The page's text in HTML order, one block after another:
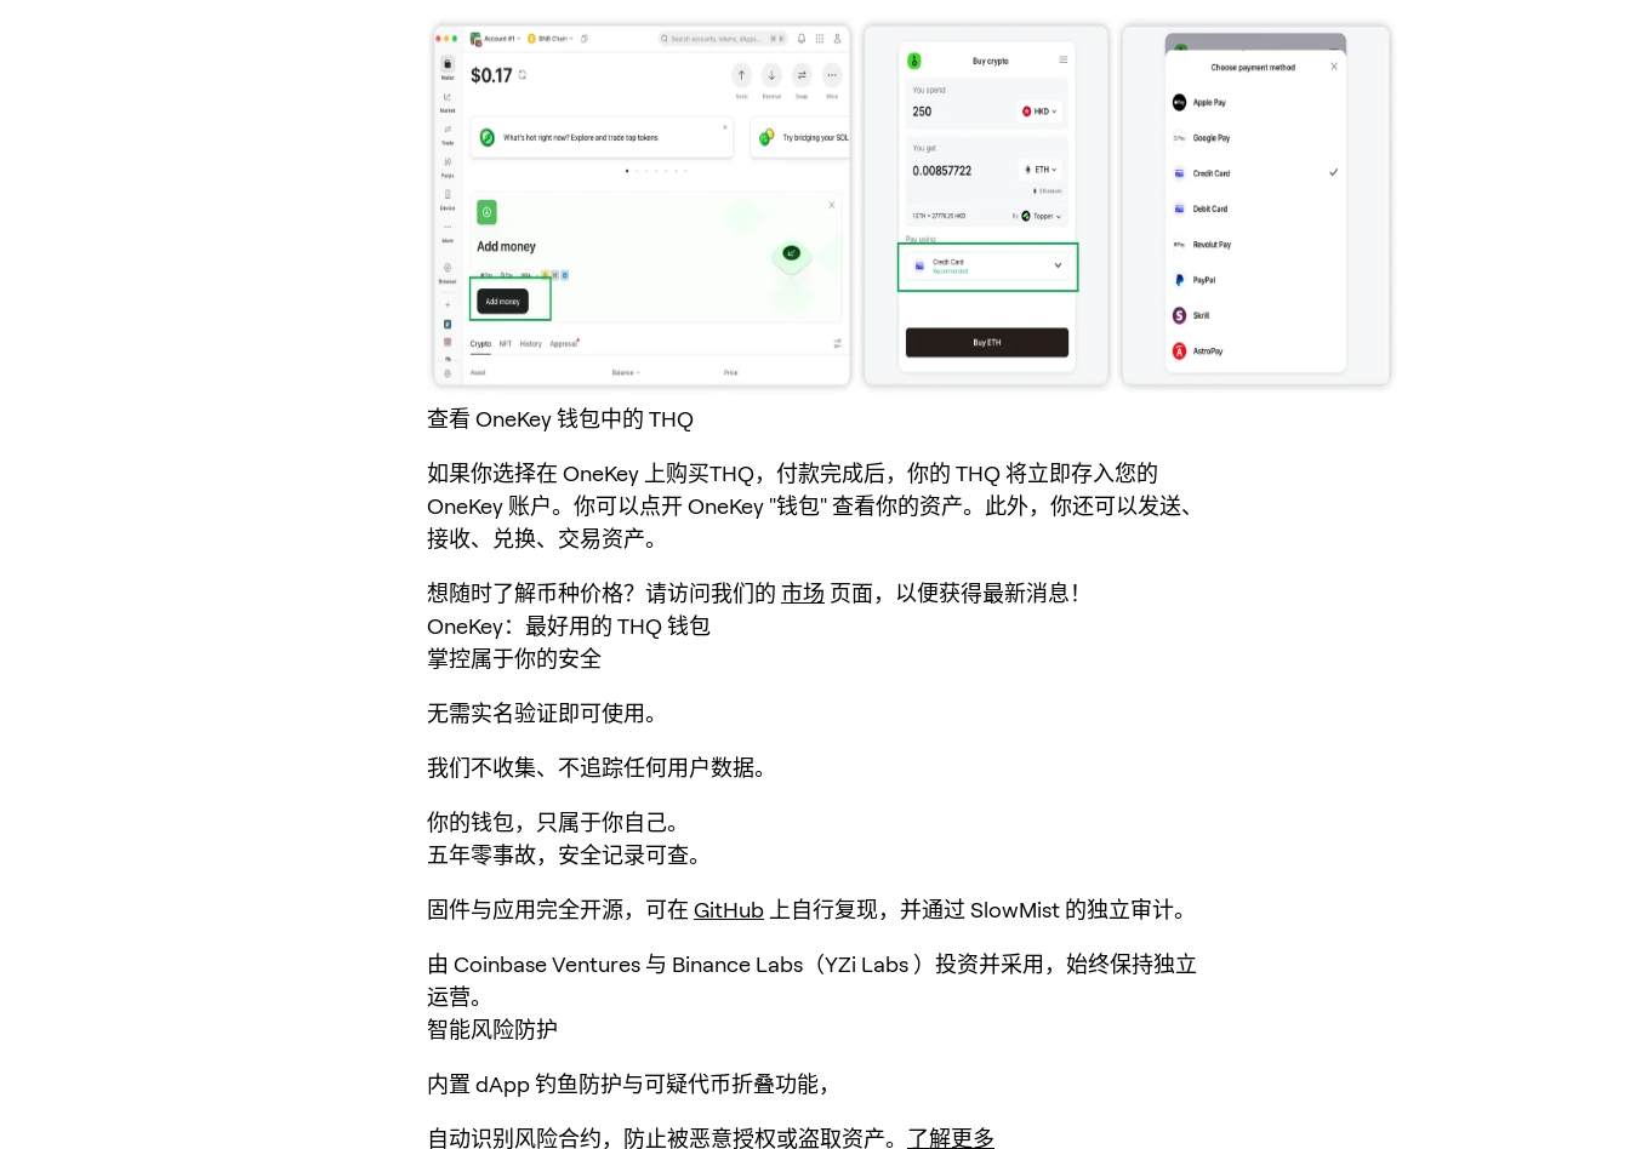
查看 OneKey 钱包中的 THQ
如果你选择在 OneKey 上购买THQ，付款完成后，你的 THQ 将立即存入您的
OneKey 账户。你可以点开 OneKey "钱包" 查看你的资产。此外，你还可以发送、
接收、兑换、交易资产。
想随时了解币种价格？请访问我们的 市场 页面，以便获得最新消息！
OneKey：最好用的 THQ 钱包
掌控属于你的安全
无需实名验证即可使用。
我们不收集、不追踪任何用户数据。
你的钱包，只属于你自己。
五年零事故，安全记录可查。
固件与应用完全开源，可在 GitHub 上自行复现，并通过 SlowMist 的独立审计。
由 Coinbase Ventures 与 Binance Labs（YZi Labs ）投资并采用，始终保持独立
运营。
智能风险防护
内置 dApp 钓鱼防护与可疑代币折叠功能，
自动识别风险合约，防止被恶意授权或盗取资产。 了解更多